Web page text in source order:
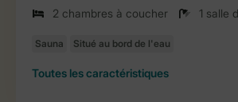
2 chambres à coucher
1 salle
Toutes les caractéristiques